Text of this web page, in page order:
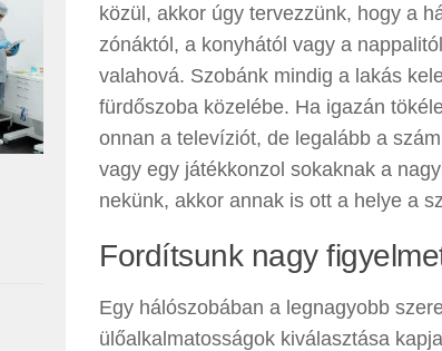
közül, akkor úgy tervezzünk, hogy a
zónáktól, a konyhától vagy a
valahová. Szobánk mindig a lakás
fürdőszoba közelébe. Ha igazán
onnan a televíziót, de legalább a
vagy egy játékkonzol sokaknak a
nekünk, akkor annak is ott a helye a
Fordítsunk nagy
Egy hálószobában a legnagyobb
ülőalkalmatosságok kiválasztása